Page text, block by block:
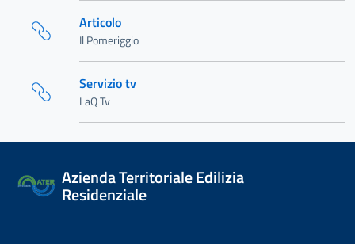
Articolo
Il Pomeriggio
Servizio tv
LaQ Tv
Azienda Territoriale Edilizia
Residenziale